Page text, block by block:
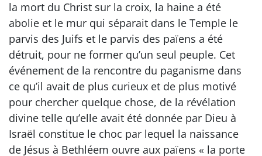
la mort du Christ sur la croix, la haine a été
abolie et le mur qui séparait dans le Temple le
parvis des Juifs et le parvis des païens a été
détruit, pour ne former qu’un seul peuple. Cet
événement de la rencontre du paganisme dans
ce qu’il avait de plus curieux et de plus motivé
pour chercher quelque chose, de la révélation
divine telle qu’elle avait été donnée par Dieu à
Israël constitue le choc par lequel la naissance
de Jésus à Bethléem ouvre aux païens « la porte